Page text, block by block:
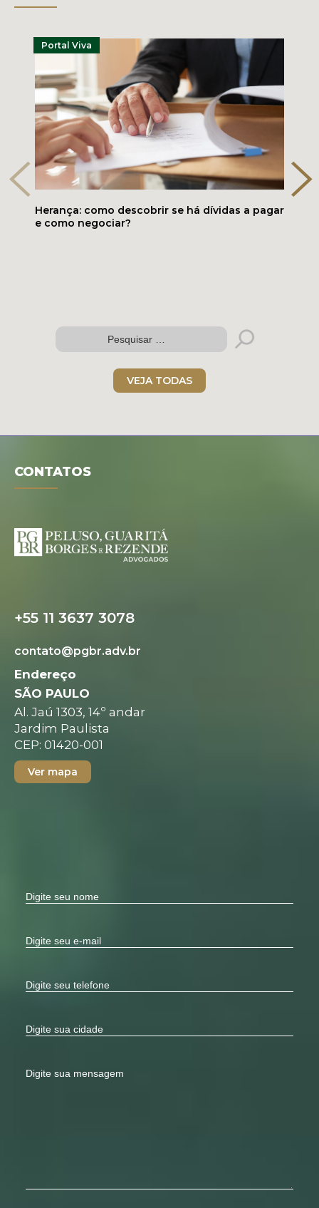
Portal Viva
Herança: como descobrir se há dívidas a pagar
e como negociar?
VEJA TODAS
CONTATOS
+55 11 3637 3078
contato@pgbr.adv.br
Endereço
SÃO PAULO
Al. Jaú 1303, 14º andar
Jardim Paulista
CEP: 01420-001
Ver mapa